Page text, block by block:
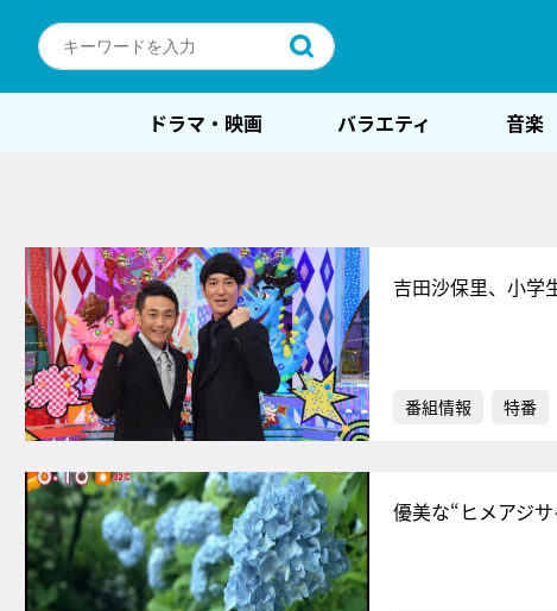
ドラマ・映画 バラエティ 音楽
吉田沙保里、小学
番組情報 特番
優美な“ヒメアジ